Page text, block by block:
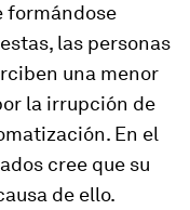
formándose
las personas
una menor
la irrupción de
En el
cree que su
de ello.